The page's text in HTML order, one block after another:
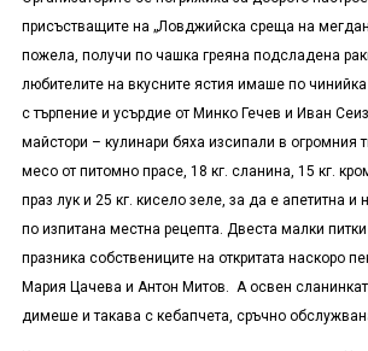
присъстващите на „Ловджийска среща на
пожела, получи по чашка греяна подсладена
любителите на вкусните ястия имаше по
с търпение и усърдие от Минко Гечев и Иван
майстори – кулинари бяха изсипали в огромния
месо от питомно прасе, 18 кг. сланина, 15 кг.
праз лук и 25 кг. кисело зеле, за да е апетитна и
по изпитана местна рецепта. Двеста малки
празника собствениците на откритата наскоро
Мария Цачева и Антон Митов. А освен
димеше и такава с кебапчета, сръчно